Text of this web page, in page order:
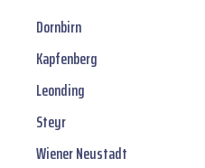
Dornbirn
Kapfenberg
Leonding
Steyr
Wiener Neustadt